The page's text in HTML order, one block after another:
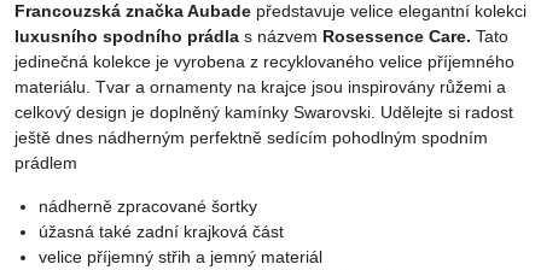
Francouzská značka Aubade představuje velice elegantní kolekci
luxusního spodního prádla s názvem Rosessence Care. Tato
jedinečná kolekce je vyrobena z recyklovaného velice příjemného
materiálu. Tvar a ornamenty na krajce jsou inspirovány růžemi a
celkový design je doplněný kamínky Swarovski. Udělejte si radost
ještě dnes nádherným perfektně sedícím pohodlným spodním
prádlem
nádherně zpracované šortky
úžasná také zadní krajková část
velice příjemný střih a jemný materiál